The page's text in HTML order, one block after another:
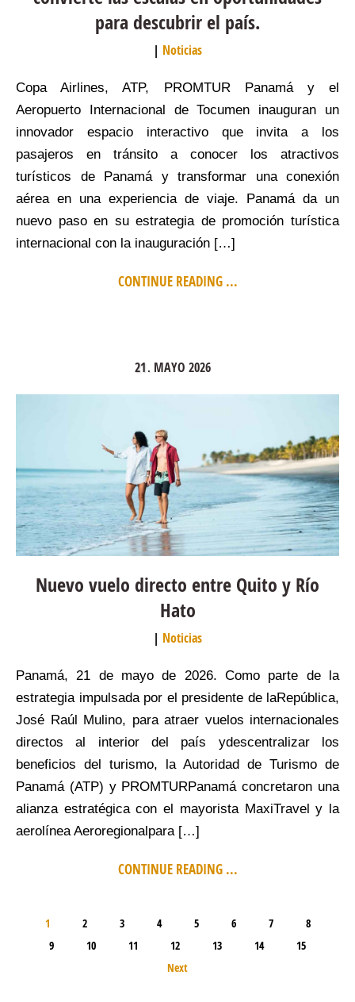
para descubrir el país.
Noticias
Copa Airlines, ATP, PROMTUR Panamá y el
Aeropuerto Internacional de Tocumen inauguran un
innovador espacio interactivo que invita a los
pasajeros en tránsito a conocer los atractivos
turísticos de Panamá y transformar una conexión
aérea en una experiencia de viaje. Panamá da un
nuevo paso en su estrategia de promoción turística
internacional con la inauguración […]
CONTINUE READING ...
21. MAYO 2026
Nuevo vuelo directo entre Quito y Río
Hato
Noticias
Panamá, 21 de mayo de 2026. Como parte de la
estrategia impulsada por el presidente de laRepública,
José Raúl Mulino, para atraer vuelos internacionales
directos al interior del país ydescentralizar los
beneficios del turismo, la Autoridad de Turismo de
Panamá (ATP) y PROMTURPanamá concretaron una
alianza estratégica con el mayorista MaxiTravel y la
aerolínea Aeroregionalpara […]
CONTINUE READING ...
1 2 3 4 5 6 7
8
9
10 11 12 13 14
15
Next